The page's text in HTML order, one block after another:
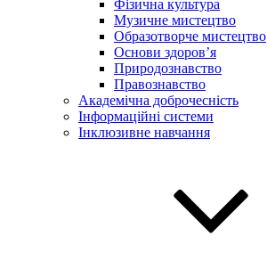
Фізична культура
Музичне мистецтво
Образотворче мистецтво
Основи здоров’я
Природознавство
Правознавство
Академічна доброчесність
Інформаційні системи
Інклюзивне навчання